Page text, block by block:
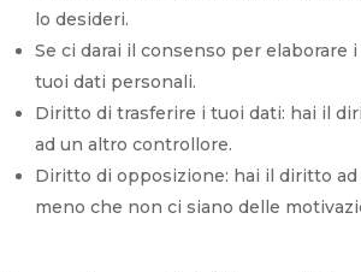
lo desideri.
Se ci darai il consenso per
tuoi dati personali.
Diritto di trasferire i tuoi dati: hai il
ad un altro controllore.
Diritto di opposizione: hai il diritto
meno che non ci siano delle